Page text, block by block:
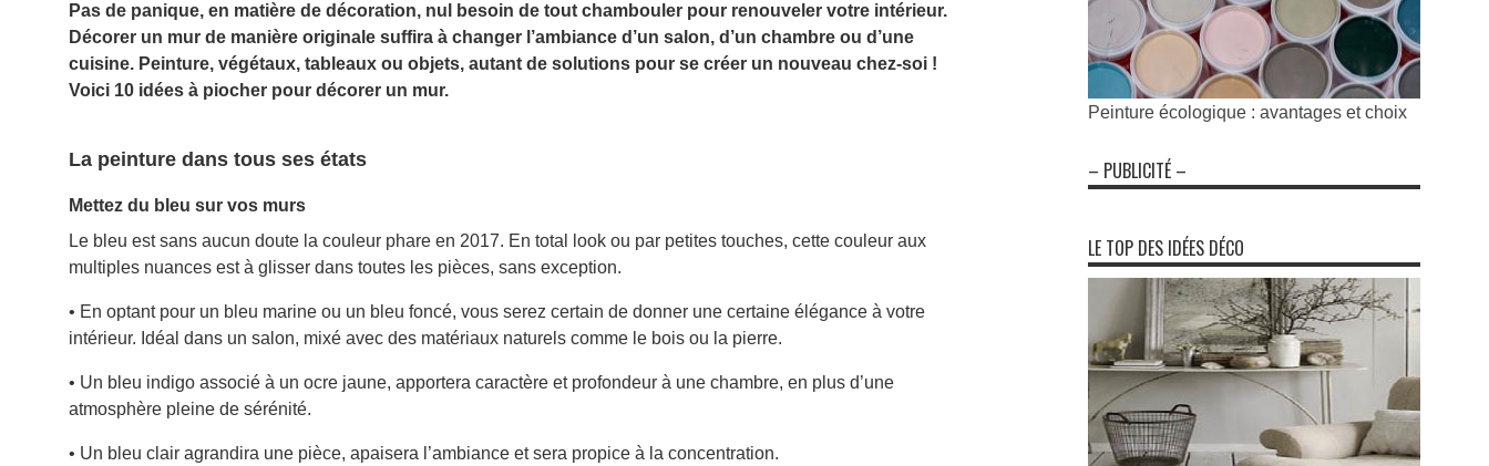
Pas de panique, en matière de décoration, nul besoin de tout chambouler pour renouveler votre intérieur.
Décorer un mur de manière originale suffira à changer l’ambiance d’un salon, d’un chambre ou d’une
cuisine. Peinture, végétaux, tableaux ou objets, autant de solutions pour se créer un nouveau chez-soi !
Voici 10 idées à piocher pour décorer un mur.
La peinture dans tous ses états
Mettez du bleu sur vos murs
Le bleu est sans aucun doute la couleur phare en 2017. En total look ou par petites touches, cette couleur aux
multiples nuances est à glisser dans toutes les pièces, sans exception.
• En optant pour un bleu marine ou un bleu foncé, vous serez certain de donner une certaine élégance à votre
intérieur. Idéal dans un salon, mixé avec des matériaux naturels comme le bois ou la pierre.
• Un bleu indigo associé à un ocre jaune, apportera caractère et profondeur à une chambre, en plus d’une
atmosphère pleine de sérénité.
• Un bleu clair agrandira une pièce, apaisera l’ambiance et sera propice à la concentration.
Peinture écologique : avantages et choix
– PUBLICITÉ –
LE TOP DES IDÉES DÉCO